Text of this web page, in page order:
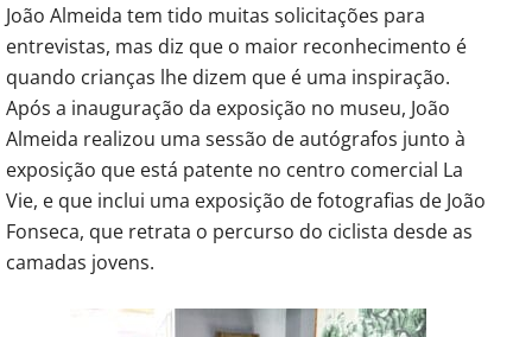
João Almeida tem tido muitas solicitações para
entrevistas, mas diz que o maior reconhecimento é
quando crianças lhe dizem que é uma inspiração.
Após a inauguração da exposição no museu, João
Almeida realizou uma sessão de autógrafos junto à
exposição que está patente no centro comercial La
Vie, e que inclui uma exposição de fotografias de João
Fonseca, que retrata o percurso do ciclista desde as
camadas jovens.